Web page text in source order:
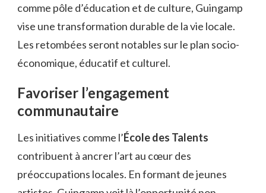
comme pôle d’éducation et de culture, Guingamp
vise une transformation durable de la vie locale.
Les retombées seront notables sur le plan socio-
économique, éducatif et culturel.
Favoriser l’engagement
communautaire
Les initiatives comme l’École des Talents
contribuent à ancrer l’art au cœur des
préoccupations locales. En formant de jeunes